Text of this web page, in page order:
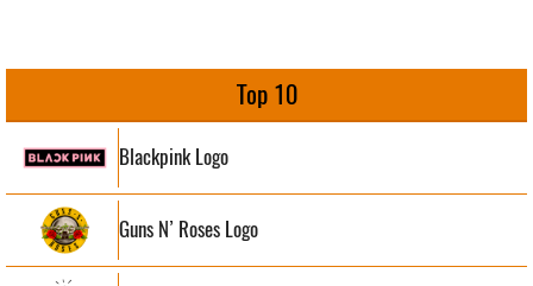
Top 10
Blackpink Logo
Guns N’ Roses Logo